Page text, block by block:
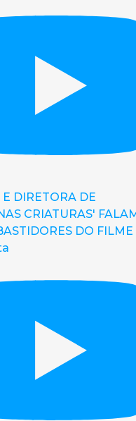
E DIRETORA DE
CRIATURAS'
DO